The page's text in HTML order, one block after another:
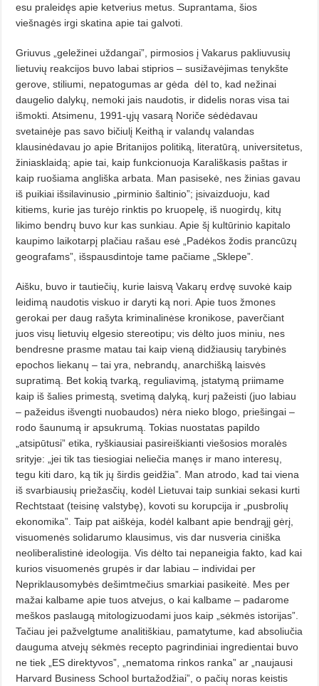
esu praleidęs apie ketverius metus. Suprantama, šios
viešnagės irgi skatina apie tai galvoti.
Griuvus „geležinei uždangai”, pirmosios į Vakarus pakliuvusių
lietuvių reakcijos buvo labai stiprios – susižavėjimas tenykšte
gerove, stiliumi, nepatogumas ar gėda dėl to, kad nežinai
daugelio dalykų,
nemoki jais naudotis, ir didelis noras visa tai
išmokti. Atsimenu, 1991-ųjų vasarą Noriče sėdėdavau
svetainėje pas savo bičiulį Keithą ir valandų valandas
klausinėdavau jo apie Britanijos politiką, literatūrą, universitetus,
žiniasklaidą; apie tai, kaip funkcionuoja Karališkasis paštas ir
kaip ruošiama angliška arbata. Man pasisekė, nes žinias gavau
iš puikiai išsilavinusio „pirminio šaltinio”; įsivaizduoju, kad
kitiems, kurie jas turėjo rinktis po kruopelę, iš nuogirdų, kitų
likimo bendrų buvo kur kas sunkiau. Apie šį kultūrinio kapitalo
kaupimo laikotarpį plačiau rašau esė „Padėkos žodis prancūzų
geografams”, išspausdintoje tame pačiame „Sklepe”.
Aišku, buvo ir tautiečių, kurie laisvą Vakarų erdvę suvokė kaip
leidimą naudotis viskuo ir daryti ką nori. Apie tuos žmones
gerokai per daug rašyta kriminalinėse kronikose, paverčiant
juos visų lietuvių elgesio stereotipu; vis dėlto juos miniu, nes
bendresne prasme matau tai kaip vieną didžiausių tarybinės
epochos liekanų – tai yra, nebrandų, anarchišką laisvės
supratimą. Bet kokią tvarką, reguliavimą, įstatymą priimame
kaip iš šalies primestą, svetimą dalyką, kurį pažeisti (juo labiau
– pažeidus išvengti nuobaudos) nėra nieko blogo, priešingai –
rodo šaunumą ir apsukrumą. Tokias nuostatas papildo
„atsipūtusi” etika, ryškiausiai pasireiškianti viešosios moralės
srityje: „jei tik tas tiesiogiai neliečia manęs ir mano interesų,
tegu kiti daro, ką tik jų širdis geidžia”. Man atrodo, kad tai viena
iš svarbiausių priežasčių, kodėl Lietuvai taip sunkiai sekasi kurti
Rechtstaat (teisinę valstybę),
kovoti su korupcija ir „pusbrolių
ekonomika”. Taip pat aiškėja, kodėl kalbant apie bendrąjį gėrį,
visuomenės solidarumo klausimus, vis dar nusveria ciniška
neoliberalistinė ideologija. Vis dėlto tai nepaneigia fakto, kad kai
kurios visuomenės grupės ir dar labiau – individai per
Nepriklausomybės dešimtmečius smarkiai pasikeitė. Mes per
mažai kalbame apie tuos atvejus, o kai kalbame – padarome
meškos paslaugą mitologizuodami juos kaip „sėkmės istorijas”.
Tačiau jei pažvelgtume analitiškiau,
pamatytume, kad absoliučia
dauguma atvejų sėkmės recepto pagrindiniai ingredientai buvo
ne tiek „ES direktyvos”, „nematoma rinkos ranka” ar „naujausi
Harvard Business School burtažodžiai”, o pačių noras keistis